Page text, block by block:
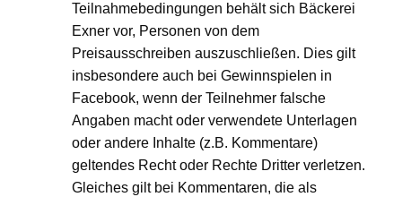
Teilnahmebedingungen behält sich Bäckerei
Exner vor, Personen von dem
Preisausschreiben auszuschließen. Dies gilt
insbesondere auch bei Gewinnspielen in
Facebook, wenn der Teilnehmer falsche
Angaben macht oder verwendete Unterlagen
oder andere Inhalte (z.B. Kommentare)
geltendes Recht oder Rechte Dritter verletzen.
Gleiches gilt bei Kommentaren, die als